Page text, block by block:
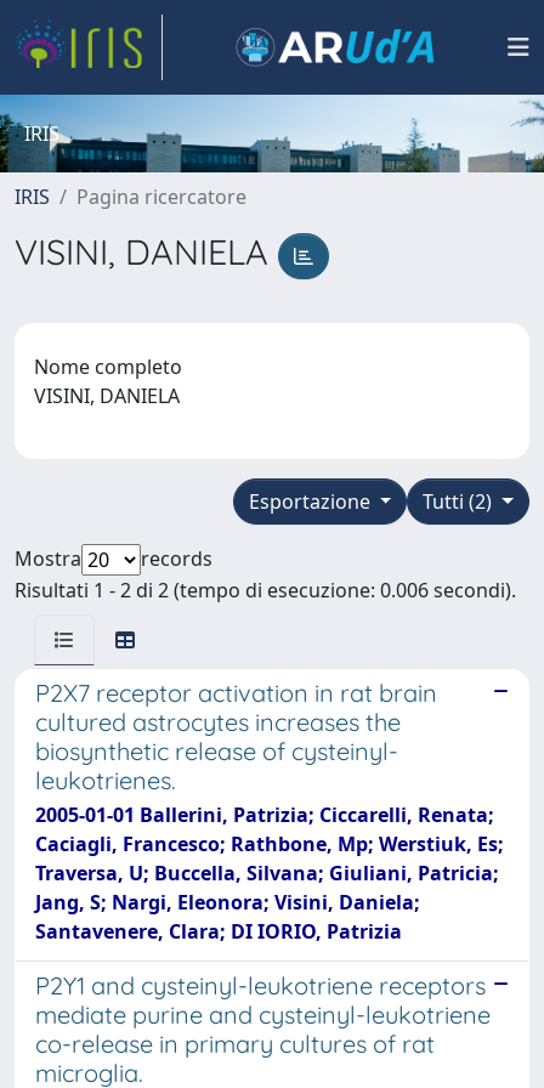
IRIS
IRIS Pagina ricercatore
VISINI, DANIELA
Nome completo
VISINI, DANIELA
Tutti (2)
Esportazione
Mostra
records
Risultati 1 - 2 di 2 (tempo di esecuzione: 0.006 secondi).
P2X7 receptor activation in rat brain
cultured astrocytes increases the
biosynthetic release of cysteinyl-
leukotrienes.
2005-01-01 Ballerini, Patrizia; Ciccarelli, Renata;
Caciagli, Francesco; Rathbone, Mp; Werstiuk, Es;
Traversa, U; Buccella, Silvana; Giuliani, Patricia;
Jang, S; Nargi, Eleonora; Visini, Daniela;
Santavenere, Clara; DI IORIO, Patrizia
P2Y1 and cysteinyl-leukotriene receptors
mediate purine and cysteinyl-leukotriene
co-release in primary cultures of rat
microglia.